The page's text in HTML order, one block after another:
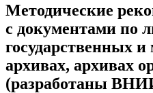
Методические
с документами по
государственных
архивах, архивах
(разработаны